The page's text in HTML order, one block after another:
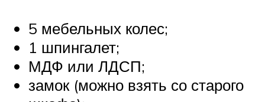
5 мебельных колес;
1 шпингалет;
МДФ или ЛДСП;
замок (можно взять со старого